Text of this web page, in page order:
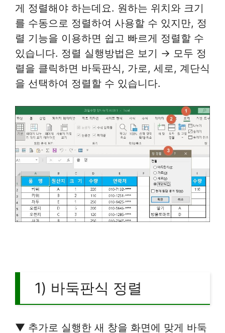
게 정렬해야 하는데요. 원하는 위치와 크기
를 수동으로 정렬하여 사용할 수 있지만, 정
렬 기능을 이용하면 쉽고 빠르게 정렬할 수
있습니다. 정렬 실행방법은 보기 → 모두 정
렬을 클릭하면 바둑판식, 가로, 세로, 계단식
을 선택하여 정렬할 수 있습니다.
1) 바둑판식 정렬
▼ 추가로 실행한 새 창을 화면에 맞게 바둑